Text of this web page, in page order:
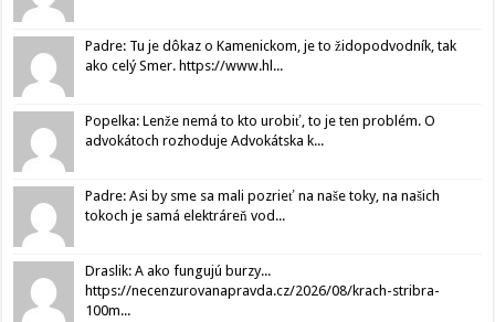
Padre: Tu je dôkaz o Kamenickom, je to židopodvodník, tak
ako celý Smer. https://www.hl...
Popelka: Lenže nemá to kto urobiť, to je ten problém. O
advokátoch rozhoduje Advokátska k...
Padre: Asi by sme sa mali pozrieť na naše toky, na našich
tokoch je samá elektráreň vod...
Draslik: A ako fungujú burzy...
https://necenzurovanapravda.cz/2026/08/krach-stribra-
100m...